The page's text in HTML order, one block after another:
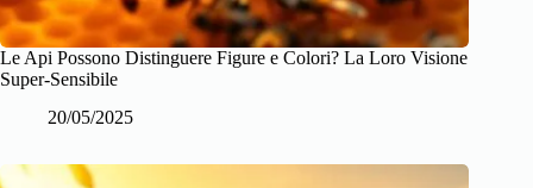
Le Api Possono Distinguere Figure e Colori? La Loro Visione
Super-Sensibile
20/05/2025